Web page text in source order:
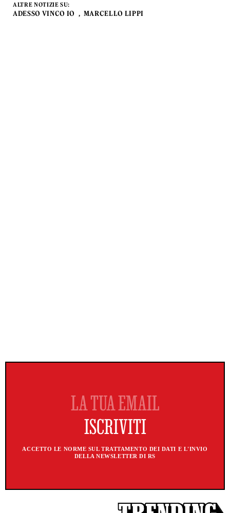
ALTRE NOTIZIE SU:
ADESSO VINCO IO MARCELLO LIPPI
ACCETTO LE NORME SUL TRATTAMENTO DEI DATI E L'INVIO
DELLA NEWSLETTER DI RS